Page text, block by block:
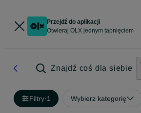
Przejdź do aplikacji
Otwieraj OLX jednym tapnięciem
Znajdź coś dla siebie
Filtry·1 Wybierz kategorię